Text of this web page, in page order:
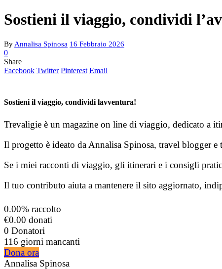
Sostieni il viaggio, condividi
By Annalisa Spinosa 16 Febbraio 2026
0
Share
Facebook Twitter Pinterest Email
Sostieni il viaggio, condividi lavventura!
Trevaligie è un magazine on line di viaggio, dedicato a
Il progetto è ideato da Annalisa Spinosa, travel blogger
Se i miei racconti di viaggio, gli itinerari e i consigli
Il tuo contributo aiuta a mantenere il sito aggiornato,
0.00% raccolto
€0.00 donati
0 Donatori
116 giorni mancanti
Dona ora
Annalisa Spinosa